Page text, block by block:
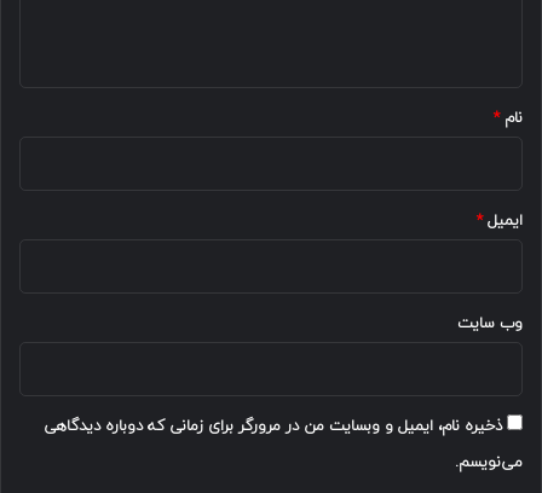
نام*
ایمیل*
وب‌ سایت
ذخیره نام، ایمیل و وبسایت من در مرورگر برای زمانی که دوباره دیدگاهی
می‌نویسم.